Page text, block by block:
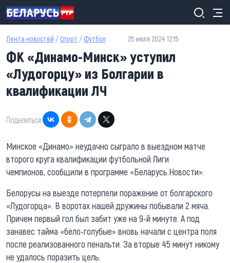
Перейти к основному содержанию
Лента новостей / Спорт / Футбол 25 июля 2024 12:15
ФК «Динамо-Минск» уступил
«Лудогорцу» из Болгарии в
квалификации ЛЧ
Поделиться:
Минское «Динамо» неудачно сыграло в выездном матче
второго круга квалификации футбольной Лиги
чемпионов, сообщили в программе «Беларусь.Новости».
Белорусы на выезде потерпели поражение от болгарского
«Лудогорца». В воротах нашей дружины побывали 2 мяча.
Причем первый гол был забит уже на 9-й минуте. А под
занавес тайма «бело-голубые» вновь начали с центра поля
после реализованного пенальти. За вторые 45 минут никому
не удалось поразить цель.